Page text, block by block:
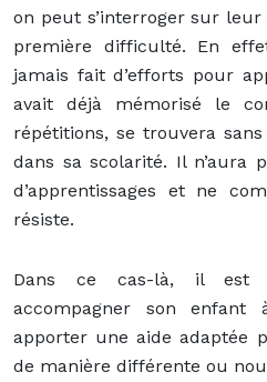
on peut s’interroger sur
première difficulté. En
jamais fait d’efforts pour
avait déjà mémorisé le
répétitions, se trouvera
dans sa scolarité. Il n’aura
d’apprentissages et ne
résiste.
Dans ce cas-là, il est
accompagner son
apporter une aide adaptée
de manière différente ou